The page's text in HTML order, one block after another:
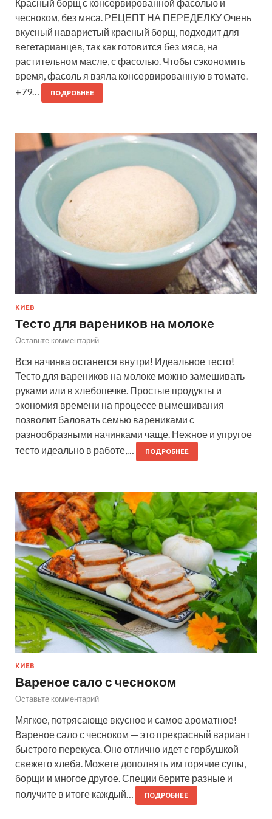
Красный борщ с консервированной фасолью и
чесноком, без мяса. РЕЦЕПТ НА ПЕРЕДЕЛКУ Очень
вкусный наваристый красный борщ, подходит для
вегетарианцев, так как готовится без мяса, на
растительном масле, с фасолью. Чтобы сэкономить
время, фасоль я взяла консервированную в томате.
+79…
ПОДРОБНЕЕ
КИЕВ
Тесто для вареников на молоке
Оставьте комментарий
Вся начинка останется внутри! Идеальное тесто!
Тесто для вареников на молоке можно замешивать
руками или в хлебопечке. Простые продукты и
экономия времени на процессе вымешивания
позволит баловать семью варениками с
разнообразными начинками чаще. Нежное и упругое
тесто идеально в работе,…
ПОДРОБНЕЕ
КИЕВ
Вареное сало с чесноком
Оставьте комментарий
Мягкое, потрясающе вкусное и самое ароматное!
Вареное сало с чесноком — это прекрасный вариант
быстрого перекуса. Оно отлично идет с горбушкой
свежего хлеба. Можете дополнять им горячие супы,
борщи и многое другое. Специи берите разные и
получите в итоге каждый…
ПОДРОБНЕЕ